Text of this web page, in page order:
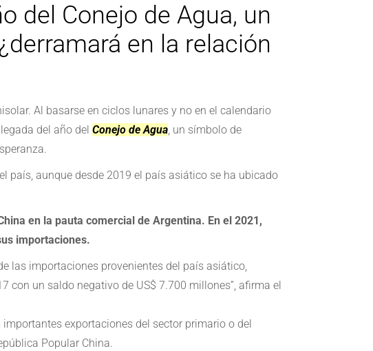
del Conejo de Agua, un
en la relación
Al basarse en ciclos lunares y no en el calendario
del año del Conejo de Agua, un símbolo de
país, aunque desde 2019 el país asiático se ha ubicado
en la pauta comercial de Argentina. En el 2021,
importaciones.
las importaciones provenientes del país asiático,
un saldo negativo de US$ 7.700 millones”, afirma el
exportaciones del sector primario o del
Popular China.